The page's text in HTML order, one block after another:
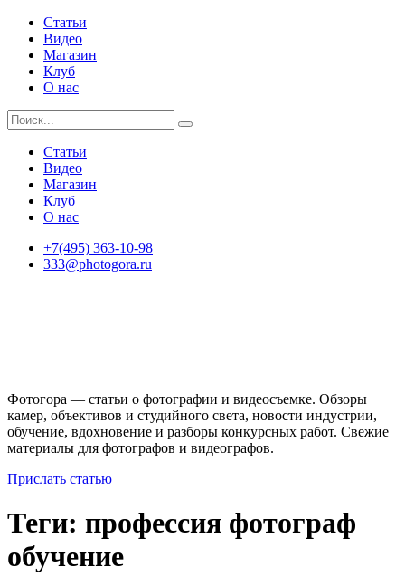
Статьи
Видео
Магазин
Клуб
О нас
Статьи
Видео
Магазин
Клуб
О нас
+7(495) 363-10-98
333@photogora.ru
Фотогора — статьи о фотографии и видеосъемке. Обзоры
камер, объективов и студийного света, новости индустрии,
обучение, вдохновение и разборы конкурсных работ. Свежие
материалы для фотографов и видеографов.
Прислать статью
Теги: профессия фотограф
обучение